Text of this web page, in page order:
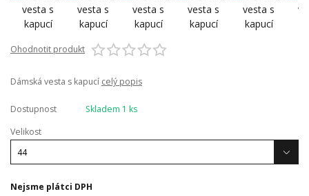
Ohodnotit produkt
Dámská vesta s kapucí celý popis
Dostupnost
Skladem 1 ks
Velikost
Nejsme plátci DPH